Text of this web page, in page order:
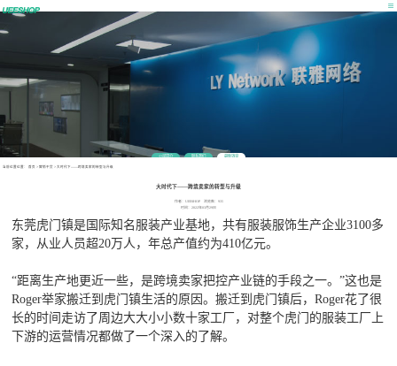
公司简介 联系我们 最新消息
当前位置位置： 首页 > 营销干货> 大时代下——跨境卖家的转型与升级
大时代下——跨境卖家的转型与升级
作者：UEESHOP 浏览数：935
时间：2022年03月29日
东莞虎门镇是国际知名服装产业基地，共有服装服饰生产企业3100多
家，从业人员超20万人，年总产值约为410亿元。
“距离生产地更近一些，是跨境卖家把控产业链的手段之一。”这也是
Roger举家搬迁到虎门镇生活的原因。搬迁到虎门镇后，Roger花了很
长的时间走访了周边大大小小数十家工厂，对整个虎门的服装工厂上
下游的运营情况都做了一个深入的了解。